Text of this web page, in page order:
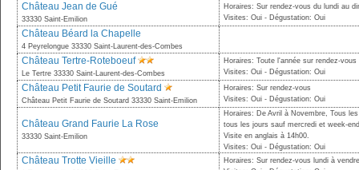
Château Jean de Gué
33330 Saint-Emilion
Horaires: Sur rendez-vous du lundi au
Visites: Oui - Dégustation: Oui
Château Béard la Chapelle
4 Peyrelongue 33330 Saint-Laurent-des-Combes
Château Tertre-Roteboeuf
Le Tertre 33330 Saint-Laurent-des-Combes
Horaires: Toute l'année sur rendez-
Visites: Oui - Dégustation: Oui
Château Petit Faurie de Soutard
Château Petit Faurie de Soutard 33330 Saint-Emilion
Horaires: Sur rendez-vous
Visites: Oui - Dégustation: Oui
Château Grand Faurie La Rose
33330 Saint-Emilion
Horaires: De Avril à Novembre, Tous
tous les jours sauf mercredi et week-
Visite en anglais à 14h00.
Visites: Oui - Dégustation: Oui
Château Trotte Vieille
Horaires: Sur rendez-vous lundi à